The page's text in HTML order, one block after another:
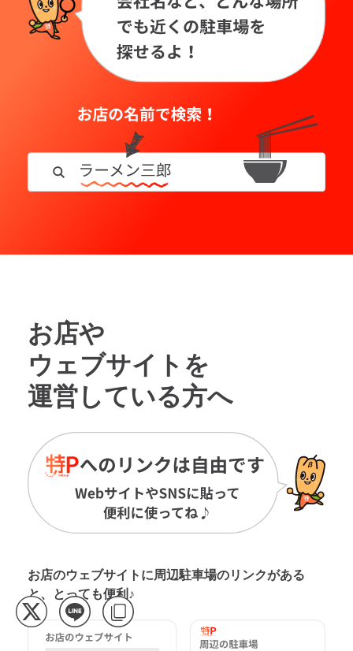
お店や
ウェブサイトを
運営している方へ
お店のウェブサイトに周辺駐車場のリンクがある
と、とっても便利♪